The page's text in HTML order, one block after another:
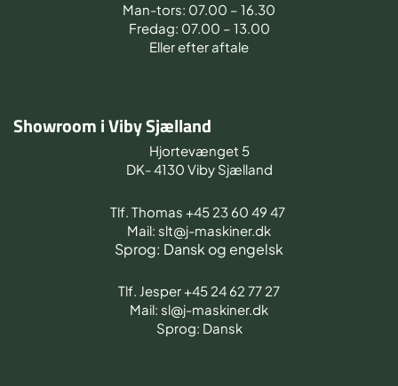
Man-tors: 07.00 – 16.30
Fredag: 07.00 – 13.00
Eller efter aftale
Showroom i Viby Sjælland
Hjortevænget 5
DK- 4130 Viby Sjælland
Tlf. Thomas +45 23 60 49 47
Mail: slt@j-maskiner.dk
Sprog: Dansk og engelsk
Tlf. Jesper +45 24 62 77 27
Mail: sl@j-maskiner.dk
Sprog: Dansk